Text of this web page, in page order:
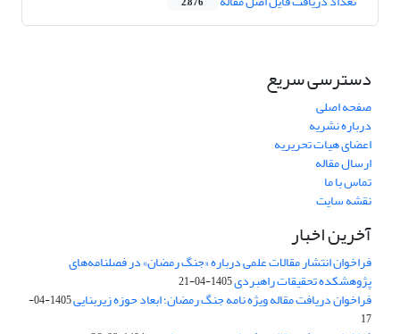
دسترسی سریع
صفحه اصلی
درباره نشریه
اعضای هیات تحریریه
ارسال مقاله
تماس با ما
نقشه سایت
آخرین اخبار
فراخوان انتشار مقالات علمی درباره «جنگ رمضان» در فصلنامه‌های
پژوهشکده تحقیقات راهبردی1405-04-21
فراخوان دریافت مقاله ویژه نامه جنگ رمضان؛ ابعاد حوزه زیربنایی
1405-04-
17